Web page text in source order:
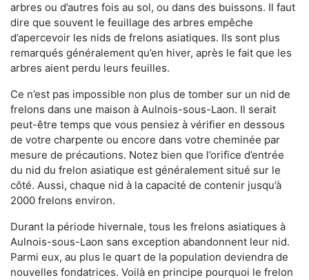
arbres ou d’autres fois au sol, ou dans des buissons. Il faut
dire que souvent le feuillage des arbres empêche
d’apercevoir les nids de frelons asiatiques. Ils sont plus
remarqués généralement qu’en hiver, après le fait que les
arbres aient perdu leurs feuilles.
Ce n’est pas impossible non plus de tomber sur un nid de
frelons dans une maison à Aulnois-sous-Laon. Il serait
peut-être temps que vous pensiez à vérifier en dessous
de votre charpente ou encore dans votre cheminée par
mesure de précautions. Notez bien que l’orifice d’entrée
du nid du frelon asiatique est généralement situé sur le
côté. Aussi, chaque nid à la capacité de contenir jusqu’à
2000 frelons environ.
Durant la période hivernale, tous les frelons asiatiques à
Aulnois-sous-Laon sans exception abandonnent leur nid.
Parmi eux, au plus le quart de la population deviendra de
nouvelles fondatrices. Voilà en principe pourquoi le frelon